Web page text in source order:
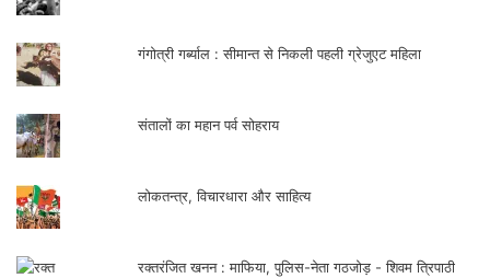
गंगोत्री गर्ब्याल : सीमान्त से निकली पहली ग्रेजुएट महिला
संतालों का महान पर्व सोहराय
लोकतन्त्र, विचारधारा और साहित्य
रक्तरंजित खनन : माफिया, पुलिस-नेता गठजोड़ - शिवम त्रिपाठी